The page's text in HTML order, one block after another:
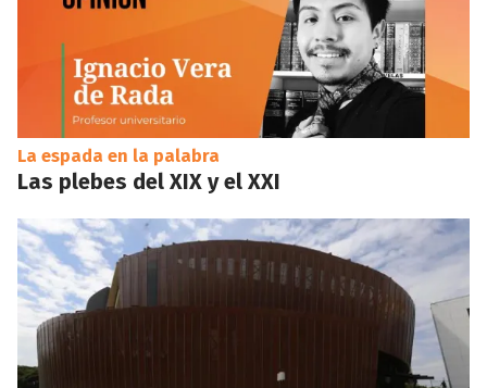
La espada en la palabra
Las plebes del XIX y el XXI